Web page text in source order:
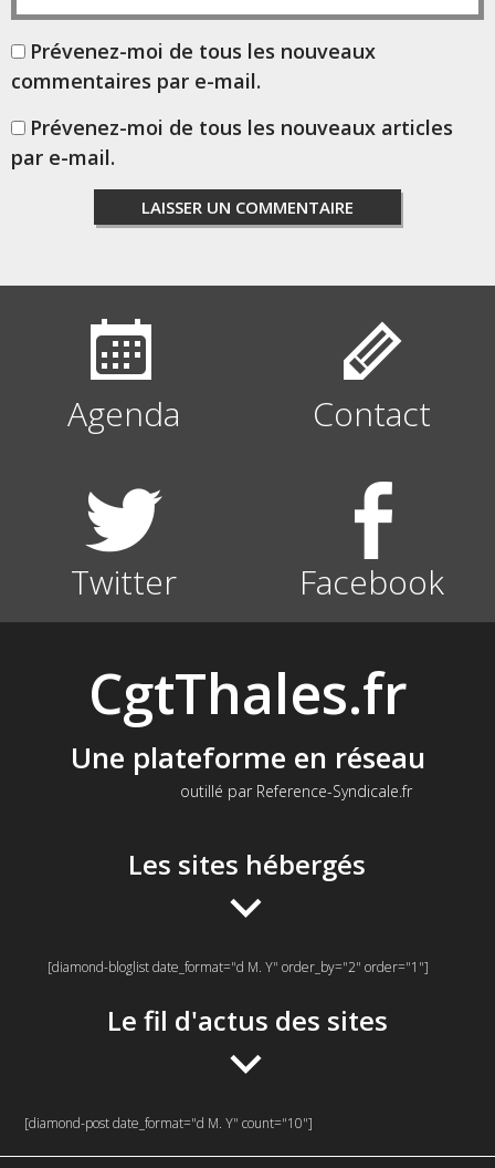
Prévenez-moi de tous les nouveaux
commentaires par e-mail.
Prévenez-moi de tous les nouveaux articles
par e-mail.
Agenda Contact
Twitter Facebook
CgtThales.fr
Une plateforme en réseau
outillé par Reference-Syndicale.fr
Les sites hébergés
[diamond-bloglist date_format="d M. Y" order_by="2" order="1"]
Le fil d'actus des sites
[diamond-post date_format="d M. Y" count="10"]